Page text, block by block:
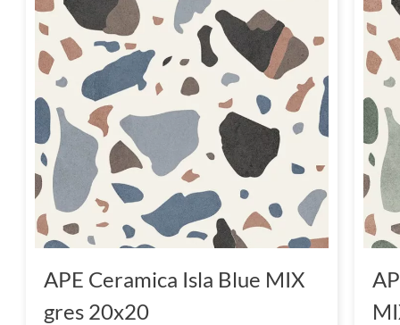
APE Ceramica Isla Blue MIX
gres 20x20